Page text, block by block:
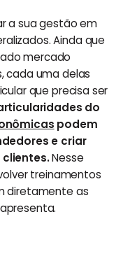
a sua gestão em
Ainda que
mercado
cada uma delas
que precisa ser
do
podem
e criar
Nesse
treinamentos
diretamente as